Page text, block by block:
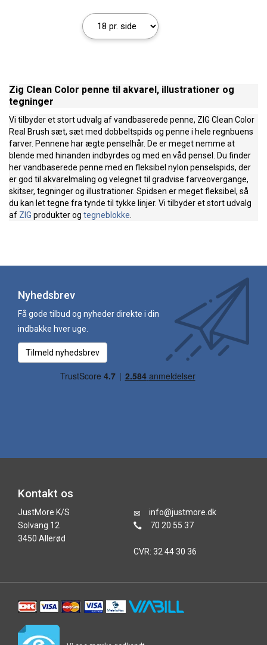
Zig Clean Color penne til akvarel, illustrationer og
tegninger
Vi tilbyder et stort udvalg af vandbaserede penne, ZIG Clean Color
Real Brush sæt, sæt med dobbeltspids og penne i hele regnbuens
farver. Pennene har ægte penselhår. De er meget nemme at
blende med hinanden indbyrdes og med en våd pensel. Du finder
her vandbaserede penne med en fleksibel nylon penselspids, der
er god til akvarelmaling og velegnet til gradvise farveovergange,
skitser, tegninger og illustrationer. Spidsen er meget fleksibel, så
du kan let tegne fra tynde til tykke linjer. Vi tilbyder et stort udvalg
af ZIG produkter og tegneblokke
Nyhedsbrev
Få gode tilbud og nyheder direkte i din
indbakke hver uge.
Tilmeld nyhedsbrev
Kontakt os
JustMore K/S
Solvang 12
3450 Allerød
info@justmore.dk
70 20 55 37
CVR: 32 44 30 36